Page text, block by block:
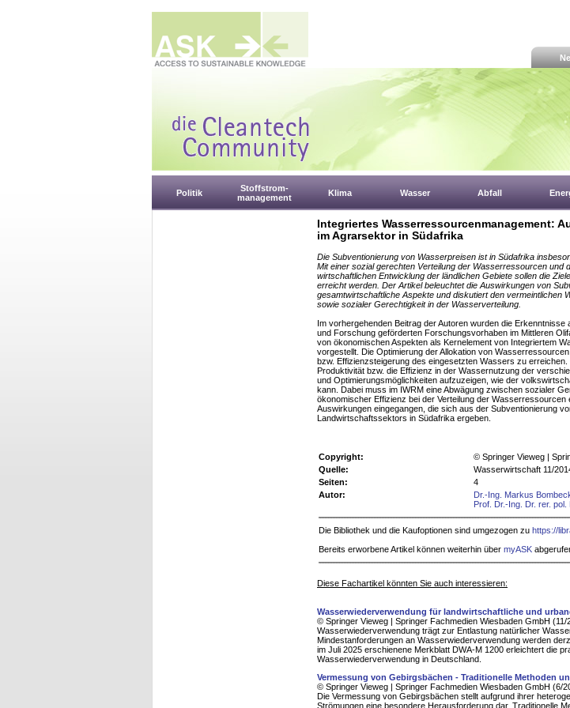
Politik
Stoffstrom-
management
Klima Wasser Abfall
Integriertes Wasserressourcenmanagement:
im Agrarsektor in Südafrika
Die Subventionierung von Wasserpreisen ist in Südafrika
Mit einer sozial gerechten Verteilung der Wasserressourcen und
wirtschaftlichen Entwicklung der ländlichen Gebiete sollen die
erreicht werden. Der Artikel beleuchtet die Auswirkungen von
gesamtwirtschaftliche Aspekte und diskutiert den vermeintlichen
sowie sozialer Gerechtigkeit in der Wasserverteilung.
Im vorhergehenden Beitrag der Autoren wurden die
und Forschung geförderten Forschungsvorhaben im Mittleren
von ökonomischen Aspekten als Kernelement von Integriertem
vorgestellt. Die Optimierung der Allokation von
bzw. Effizienzsteigerung des eingesetzten Wassers zu
Produktivität bzw. die Effizienz in der Wassernutzung der
und Optimierungsmöglichkeiten aufzuzeigen, wie der
kann. Dabei muss im IWRM eine Abwägung zwischen sozialer
ökonomischer Effizienz bei der Verteilung der Wasserressourcen
Auswirkungen eingegangen, die sich aus der Subventionierung
Landwirtschaftssektors in Südafrika ergeben.
Copyright:
© Springer Vieweg |
Quelle:
Wasserwirtschaft 11/
Seiten:
4
Autor:
Dr.-Ing. Markus
Prof. Dr.-Ing. Dr. rer.
Die Bibliothek und die Kaufoptionen sind umgezogen zu https://
Bereits erworbene Artikel können weiterhin über myASK
Diese Fachartikel könnten Sie auch interessieren:
Wasserwiederverwendung für landwirtschaftliche und
© Springer Vieweg | Springer Fachmedien Wiesbaden GmbH (11/
Wasserwiederverwendung trägt zur Entlastung natürlicher
Mindestanforderungen an Wasserwiederverwendung werden
im Juli 2025 erschienene Merkblatt DWA-M 1200 erleichtert die
Wasserwiederverwendung in Deutschland.
Vermessung von Gebirgsbächen - Traditionelle Methoden
© Springer Vieweg | Springer Fachmedien Wiesbaden GmbH (6/
Die Vermessung von Gebirgsbächen stellt aufgrund ihrer
Strömungen eine besondere Herausforderung dar. Traditionelle